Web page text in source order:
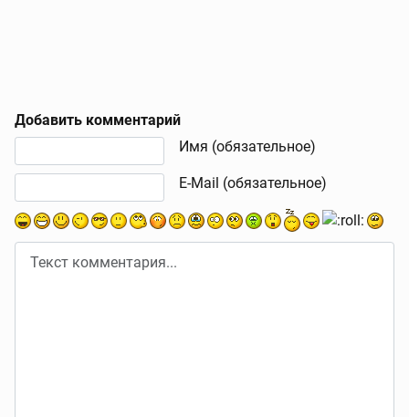
Добавить комментарий
Имя (обязательное)
E-Mail (обязательное)